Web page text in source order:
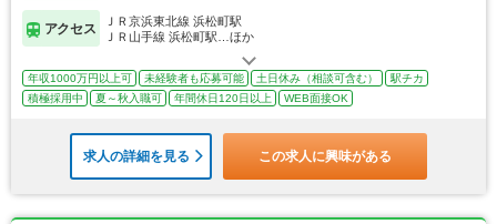
アクセス
ＪＲ京浜東北線 浜松町駅
ＪＲ山手線 浜松町駅…ほか
年収1000万円以上可 未経験者も応募可能 土日休み（相談可含む）
駅チカ
積極採用中
夏～秋入職可 年間休日120日以上 WEB面接OK
求人の詳細を見る この求人に興味がある